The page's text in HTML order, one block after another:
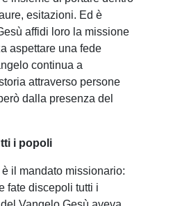
esitazioni. Ed è
affidi loro la missione
aspettare una fede
continua a
attraverso persone
dalla presenza del
i popoli
è il mandato missionario:
fate discepoli tutti i